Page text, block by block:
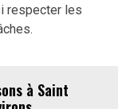
respecter les
à Saint